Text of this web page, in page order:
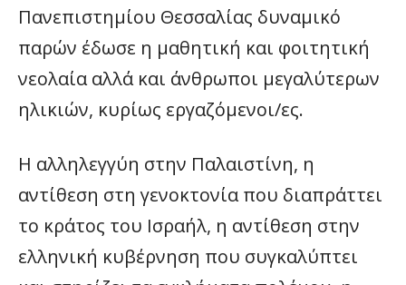
Πανεπιστημίου Θεσσαλίας δυναμικό
παρών έδωσε η μαθητική και φοιτητική
νεολαία αλλά και άνθρωποι μεγαλύτερων
ηλικιών, κυρίως εργαζόμενοι/ες.
Η αλληλεγγύη στην Παλαιστίνη, η
αντίθεση στη γενοκτονία που διαπράττει
το κράτος του Ισραήλ, η αντίθεση στην
ελληνική κυβέρνηση που συγκαλύπτει